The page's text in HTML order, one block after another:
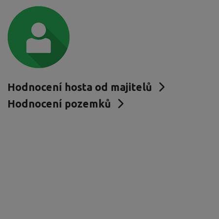
Hodnocení hosta od majitelů
Hodnocení pozemků